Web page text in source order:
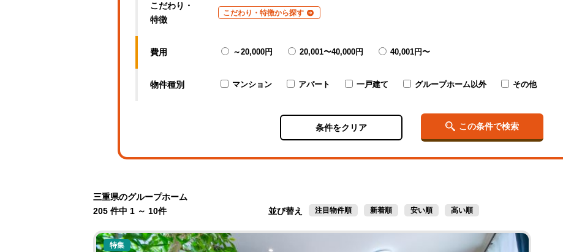
こだわり・
特徴
こだわり・特徴から探す
費用 ～20,000円 20,001〜40,000円 40,001円〜
物件種別 マンション アパート 一戸建て グループホーム以外 その他
条件をクリア この条件で検索
三重県のグループホーム
205 件中 1 ～ 10件
並び替え 注目物件順 新着順 安い順 高い順
特集